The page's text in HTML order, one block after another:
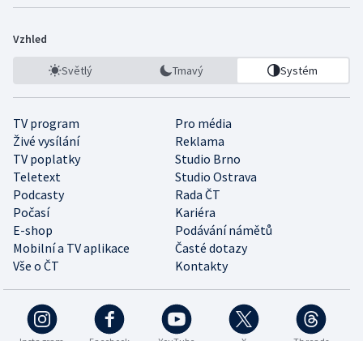
Vzhled
Světlý Tmavý Systém
TV program
Pro média
Živé vysílání
Reklama
TV poplatky
Studio Brno
Teletext
Studio Ostrava
Podcasty
Rada ČT
Počasí
Kariéra
E-shop
Podávání námětů
Mobilní a TV aplikace
Časté dotazy
Vše o ČT
Kontakty